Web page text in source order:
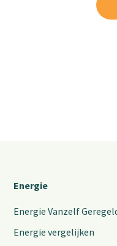
Energie
Energie Vanzelf
Energie vergelijken